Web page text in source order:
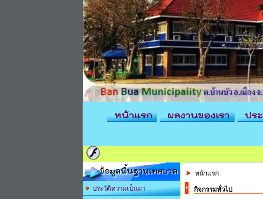
หน้าแรก ผลงานของเรา ปร
ข้อมูลพื้นฐานเทศบาล
ประวัติความเป็นมา
หน้าแรก
กิจกรรมทั่วไป